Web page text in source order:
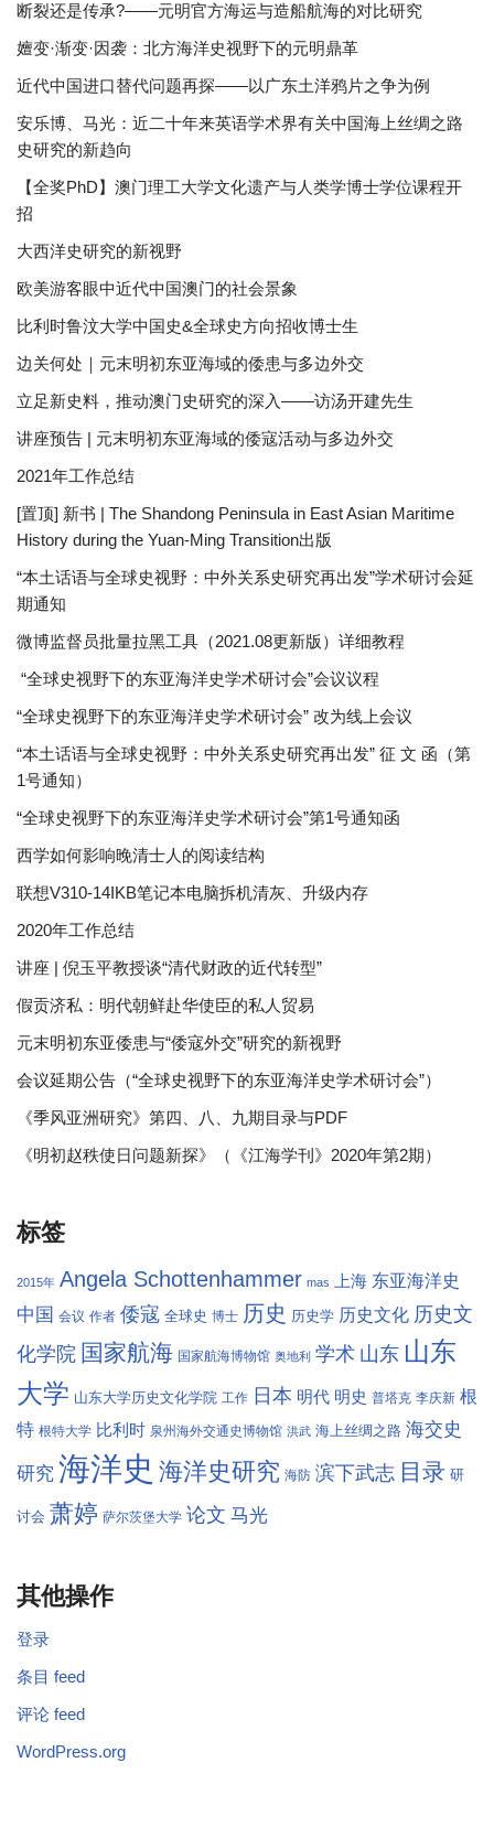
断裂还是传承?——元明官方海运与造船航海的对比研究
嬗变·渐变·因袭：北方海洋史视野下的元明鼎革
近代中国进口替代问题再探——以广东土洋鸦片之争为例
安乐博、马光：近二十年来英语学术界有关中国海上丝绸之路
史研究的新趋向
【全奖PhD】澳门理工大学文化遗产与人类学博士学位课程开
招
大西洋史研究的新视野
欧美游客眼中近代中国澳门的社会景象
比利时鲁汶大学中国史&全球史方向招收博士生
边关何处｜元末明初东亚海域的倭患与多边外交
立足新史料，推动澳门史研究的深入——访汤开建先生
讲座预告 | 元末明初东亚海域的倭寇活动与多边外交
2021年工作总结
[置顶] 新书 | The Shandong Peninsula in East Asian Maritime
History during the Yuan-Ming Transition出版
“本土话语与全球史视野：中外关系史研究再出发”学术研讨会延
期通知
微博监督员批量拉黑工具（2021.08更新版）详细教程
“全球史视野下的东亚海洋史学术研讨会”会议议程
“全球史视野下的东亚海洋史学术研讨会” 改为线上会议
“本土话语与全球史视野：中外关系史研究再出发” 征 文 函（第
1号通知）
“全球史视野下的东亚海洋史学术研讨会”第1号通知函
西学如何影响晚清士人的阅读结构
联想V310-14IKB笔记本电脑拆机清灰、升级内存
2020年工作总结
讲座 | 倪玉平教授谈“清代财政的近代转型”
假贡济私：明代朝鲜赴华使臣的私人贸易
元末明初东亚倭患与“倭寇外交”研究的新视野
会议延期公告（“全球史视野下的东亚海洋史学术研讨会”）
《季风亚洲研究》第四、八、九期目录与PDF
《明初赵秩使日问题新探》（《江海学刊》2020年第2期）
标签
2015年 Angela Schottenhammer mas 上海 东亚海洋史
中国 会议 作者 倭寇 全球史 博士 历史 历史学 历史文化 历史文
化学院 国家航海 国家航海博物馆 奥地利 学术 山东 山东
大学 山东大学历史文化学院 工作 日本 明代 明史 普塔克 李庆新 根
特 根特大学 比利时 泉州海外交通史博物馆 洪武 海上丝绸之路 海交史
研究 海洋史 海洋史研究 海防 滨下武志 目录 研
讨会 萧婷 萨尔茨堡大学 论文 马光
其他操作
登录
条目 feed
评论 feed
WordPress.org